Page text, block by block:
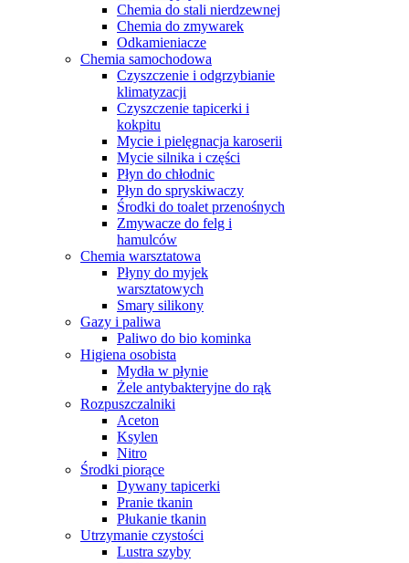
Chemia do stali nierdzewnej
Chemia do zmywarek
Odkamieniacze
Chemia samochodowa
Czyszczenie i odgrzybianie
klimatyzacji
Czyszczenie tapicerki i
kokpitu
Mycie i pielęgnacja karoserii
Mycie silnika i części
Płyn do chłodnic
Płyn do spryskiwaczy
Środki do toalet przenośnych
Zmywacze do felg i
hamulców
Chemia warsztatowa
Płyny do myjek
warsztatowych
Smary silikony
Gazy i paliwa
Paliwo do bio kominka
Higiena osobista
Mydła w płynie
Żele antybakteryjne do rąk
Rozpuszczalniki
Aceton
Ksylen
Nitro
Środki piorące
Dywany tapicerki
Pranie tkanin
Płukanie tkanin
Utrzymanie czystości
Lustra szyby